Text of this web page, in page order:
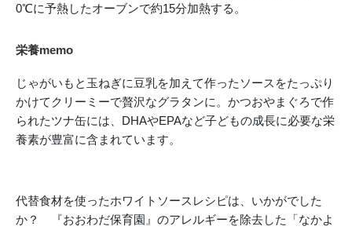
0℃に予熱したオーブンで約15分加熱する。
栄養memo
じゃがいもと玉ねぎに豆乳を加えて作ったソースをたっぷり
かけてクリーミーで贅沢なグラタンに。かつおやまぐろで作
られたツナ缶には、DHAやEPAなど子どもの成長に必要な栄
養素が豊富に含まれています。
代替食材を使ったホワイトソースレシピは、いかがでした
か？ 『おおわだ保育園』のアレルギーを除去した「なかよ